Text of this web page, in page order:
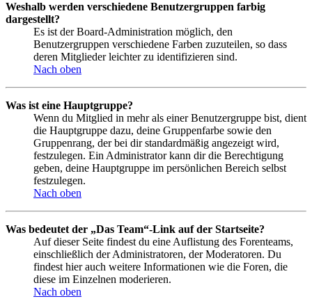
Weshalb werden verschiedene Benutzergruppen farbig
dargestellt?
Es ist der Board-Administration möglich, den
Benutzergruppen verschiedene Farben zuzuteilen, so dass
deren Mitglieder leichter zu identifizieren sind.
Nach oben
Was ist eine Hauptgruppe?
Wenn du Mitglied in mehr als einer Benutzergruppe bist, dient
die Hauptgruppe dazu, deine Gruppenfarbe sowie den
Gruppenrang, der bei dir standardmäßig angezeigt wird,
festzulegen. Ein Administrator kann dir die Berechtigung
geben, deine Hauptgruppe im persönlichen Bereich selbst
festzulegen.
Nach oben
Was bedeutet der „Das Team“-Link auf der Startseite?
Auf dieser Seite findest du eine Auflistung des Forenteams,
einschließlich der Administratoren, der Moderatoren. Du
findest hier auch weitere Informationen wie die Foren, die
diese im Einzelnen moderieren.
Nach oben